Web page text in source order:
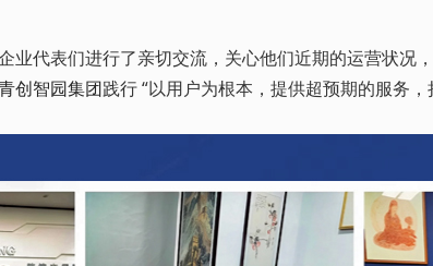
代表们进行了亲切交流，关心他们近期的运营状况
创智园集团践行 “以用户为根本，提供超预期的服务，